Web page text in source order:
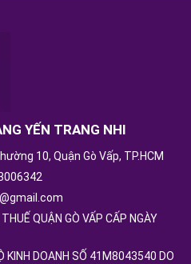
YẾN TRANG NHI
10, Quận Gò Vấp, TP.HCM
QUẬN GÒ VẤP CẤP NGÀY
KINH DOANH SỐ 41M8043540 DO